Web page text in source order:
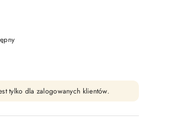
tylko dla zalogowanych klientów.